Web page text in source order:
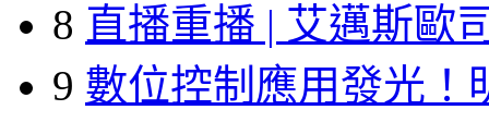
8 直播重播 | 艾邁斯歐
9 數位控制應用發光！